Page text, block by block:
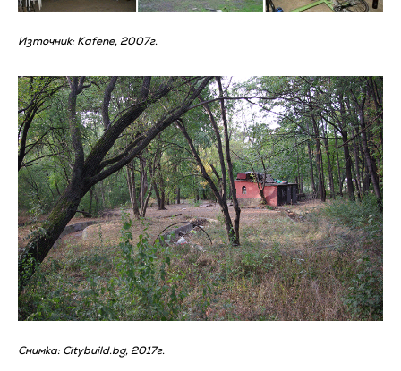
Източник: Kafene, 2007г.
Снимка: Citybuild.bg, 2017г.